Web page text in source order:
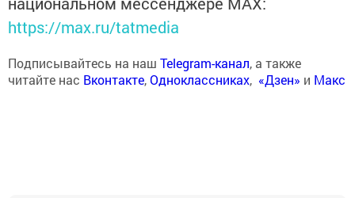
https://max.ru/tatmedia
Подписывайтесь на наш Telegram-канал, а также
читайте нас Вконтакте,Одноклассниках, «Дзен» и Макс